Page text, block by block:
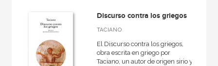
Discurso contra los griegos
TACIANO
El Discurso contra los griegos,
obra escrita en griego por
Taciano, un autor de origen sirio y